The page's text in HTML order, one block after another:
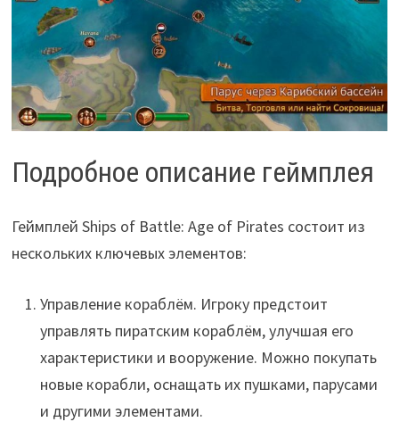
Подробное описание геймплея
Геймплей Ships of Battle: Age of Pirates состоит из
нескольких ключевых элементов:
Управление кораблём. Игроку предстоит
управлять пиратским кораблём, улучшая его
характеристики и вооружение. Можно покупать
новые корабли, оснащать их пушками, парусами
и другими элементами.